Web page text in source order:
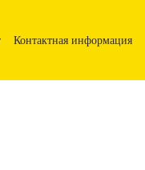
Контактная информация